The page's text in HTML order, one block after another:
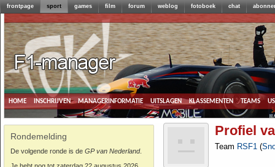
frontpage sport games film forum weblog fotoboek chat
home inschrijven managerinformatie uitslagen klassementen teams
Rondemelding
De volgende ronde is de GP van Nederland.
Profiel
Team RSF1 (